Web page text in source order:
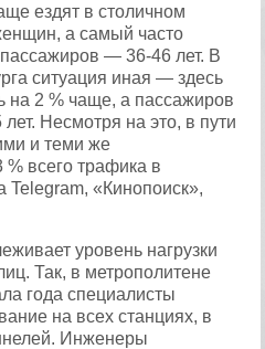
ездят в столичном
а самый часто
— 36-46 лет. В
ситуация иная — здесь
на 2 % чаще, а пассажиров
Несмотря на это, в пути
и теми же
всего трафика в
Telegram, «Кинопоиск»,
уровень нагрузки
Так, в метрополитене
года специалисты
на всех станциях, в
Инженеры